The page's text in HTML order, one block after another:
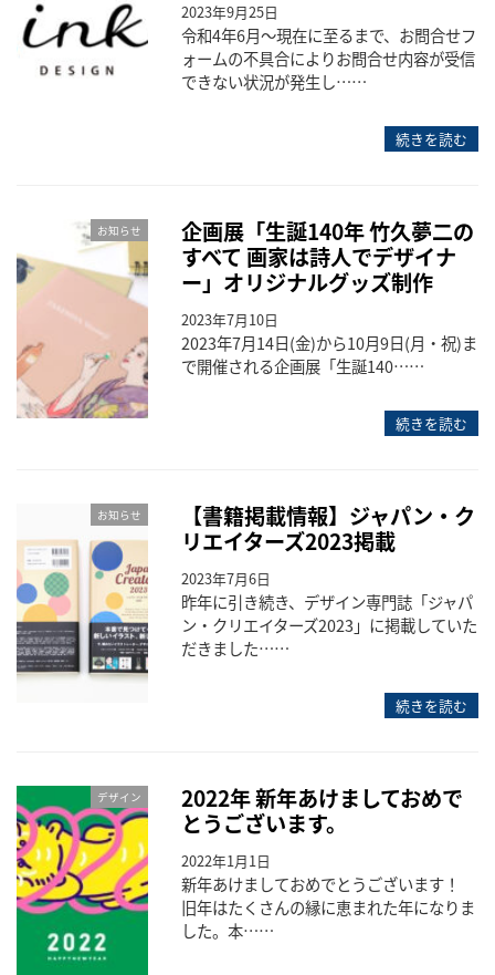
2023年9月25日
令和4年6月〜現在に至るまで、お問合せフ
ォームの不具合によりお問合せ内容が受信
できない状況が発生し……
続きを読む
お知らせ
企画展「生誕140年 竹久夢二の
すべて 画家は詩人でデザイナ
ー」オリジナルグッズ制作
2023年7月10日
2023年7月14日(金)から10月9日(月・祝)ま
で開催される企画展「生誕140……
続きを読む
お知らせ
【書籍掲載情報】ジャパン・ク
リエイターズ2023掲載
2023年7月6日
昨年に引き続き、デザイン専門誌「ジャパ
ン・クリエイターズ2023」に掲載していた
だきました……
続きを読む
デザイン
2022年 新年あけましておめで
とうございます。
2022年1月1日
新年あけましておめでとうございます！
旧年はたくさんの縁に恵まれた年になりま
した。本……